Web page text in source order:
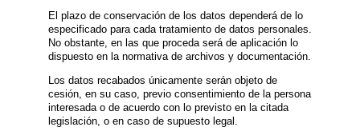
El plazo de conservación de los datos dependerá de lo
especificado para cada tratamiento de datos personales.
No obstante, en las que proceda será de aplicación lo
dispuesto en la normativa de archivos y documentación.
Los datos recabados únicamente serán objeto de
cesión, en su caso, previo consentimiento de la persona
interesada o de acuerdo con lo previsto en la citada
legislación, o en caso de supuesto legal.